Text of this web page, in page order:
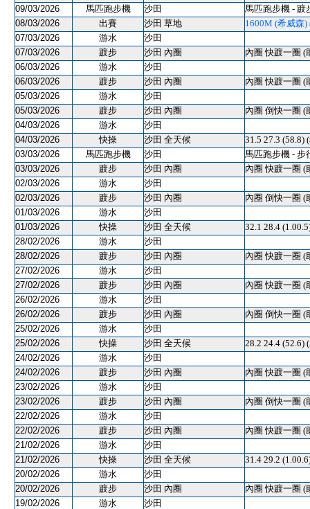
09/03/2026
馬匹跑步機 沙田
馬匹跑步機 - 踱
08/03/2026
出賽 沙田 草地
1600M (希威森)
07/03/2026
游水
沙田
07/03/2026
踱步 沙田 內圈
內圈 快踱一圈 (
06/03/2026
游水
沙田
06/03/2026
踱步 沙田 內圈
內圈 快踱一圈 (
05/03/2026
游水
沙田
05/03/2026
踱步 沙田 內圈
內圈 倒快一圈 (
04/03/2026
游水
沙田
04/03/2026
快操 沙田 全天候
31.5 27.3 (58.8)
03/03/2026
馬匹跑步機 沙田
馬匹跑步機 - 步
03/03/2026
踱步 沙田 內圈
內圈 快踱一圈 (
02/03/2026
游水
沙田
02/03/2026
踱步 沙田 內圈
內圈 倒快一圈 (
01/03/2026
游水
沙田
01/03/2026
快操 沙田 全天候
32.1 28.4
28/02/2026
游水
沙田
28/02/2026
踱步 沙田 內圈
內圈 快踱一圈 (
27/02/2026
游水
沙田
27/02/2026
踱步 沙田 內圈
內圈 快踱一圈 (
26/02/2026
游水
沙田
26/02/2026
踱步 沙田 內圈
內圈 倒快一圈 (
25/02/2026
游水
沙田
25/02/2026
快操 沙田 全天候
28.2 24.4 (52.6)
24/02/2026
游水
沙田
24/02/2026
踱步 沙田 內圈
內圈 快踱一圈 (
23/02/2026
游水
沙田
23/02/2026
踱步 沙田 內圈
內圈 倒快一圈 (
22/02/2026
游水
沙田
22/02/2026
踱步 沙田 內圈
內圈 快踱一圈 (
21/02/2026
游水
沙田
21/02/2026
快操 沙田 全天候
31.4 29.2
20/02/2026
游水
沙田
20/02/2026
踱步 沙田 內圈
內圈 快踱一圈 (
19/02/2026
游水
沙田